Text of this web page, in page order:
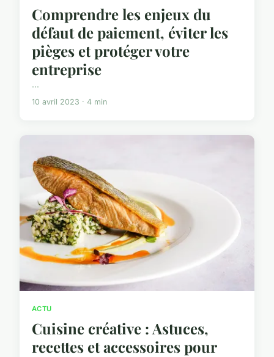
Comprendre les enjeux du
défaut de paiement, éviter les
pièges et protéger votre
entreprise
...
10 avril 2023 · 4 min
ACTU
Cuisine créative : Astuces,
recettes et accessoires pour